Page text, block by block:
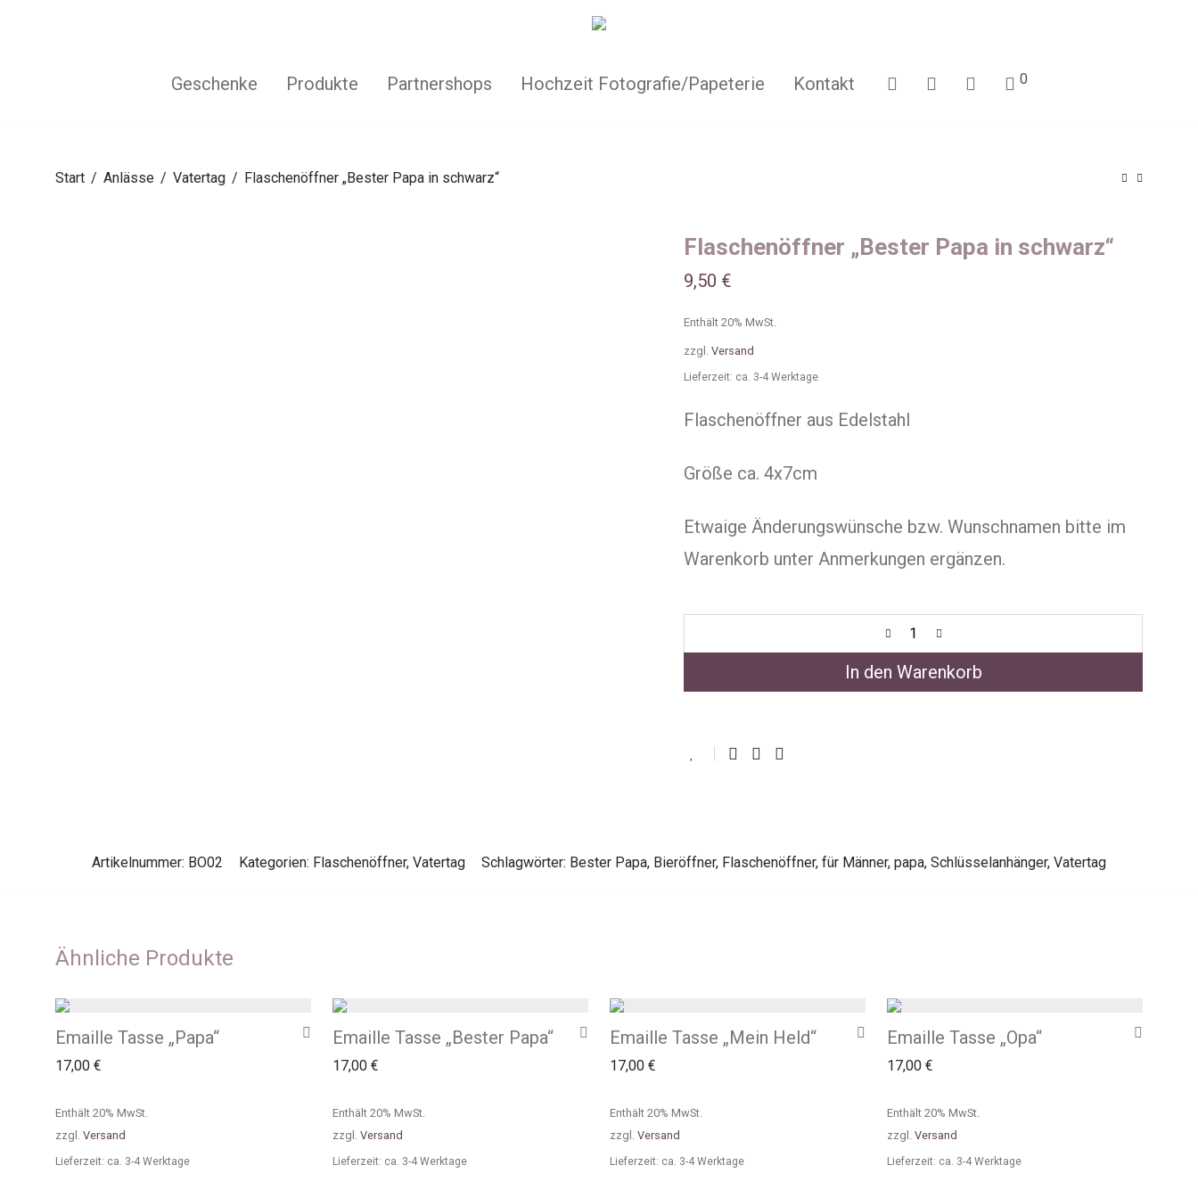
Geschenke Produkte Partnershops Hochzeit Fotografie/Papeterie Kontakt 0
Start / Anlässe / Vatertag / Flaschenöffner „Bester Papa in schwarz“
Flaschenöffner „Bester Papa in schwarz“
9,50 €
Enthält 20% MwSt.
zzgl. Versand
Lieferzeit: ca. 3-4 Werktage
Flaschenöffner aus Edelstahl
Größe ca. 4x7cm
Etwaige Änderungswünsche bzw. Wunschnamen bitte im
Warenkorb unter Anmerkungen ergänzen.
In den Warenkorb
Artikelnummer: BO02 Kategorien: Flaschenöffner, Vatertag Schlagwörter: Bester Papa, Bieröffner, Flaschenöffner, für Männer, papa, Schlüsselanhänger, Vatertag
Ähnliche Produkte
Emaille Tasse „Papa“
17,00 €
Enthält 20% MwSt.
zzgl. Versand
Lieferzeit: ca. 3-4 Werktage
Emaille Tasse „Bester Papa“
17,00 €
Enthält 20% MwSt.
zzgl. Versand
Lieferzeit: ca. 3-4 Werktage
Emaille Tasse „Mein Held“
17,00 €
Enthält 20% MwSt.
zzgl. Versand
Lieferzeit: ca. 3-4 Werktage
Emaille Tasse „Opa“
17,00 €
Enthält 20% MwSt.
zzgl. Versand
Lieferzeit: ca. 3-4 Werktage